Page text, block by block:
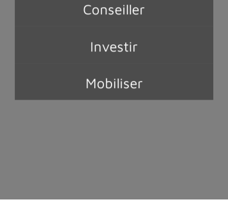
Conseiller
Investir
Mobiliser